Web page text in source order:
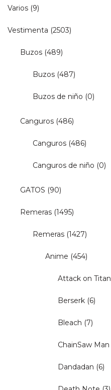
Varios (9)
Vestimenta (2503)
Buzos (489)
Buzos (487)
Buzos de niño (0)
Canguros (486)
Canguros (486)
Canguros de niño (0)
GATOS (90)
Remeras (1495)
Remeras (1427)
Anime (454)
Attack on Titan
Berserk (6)
Bleach (7)
ChainSaw Man
Dandadan (6)